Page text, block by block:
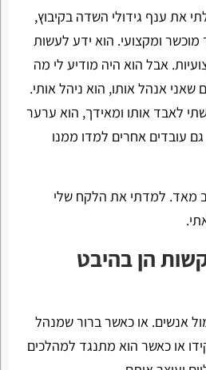
את ענף גידולי השדה בקיבוץ,
ומקצועי. הוא ידע לעשות
אבל הוא היה מודיע לי מה
אנהל אותו, הוא ניהל אותי.
לאבד אותו ומאידך, הוא ערער
עובדים אחרים למדו ממנו
מאד. למדתי את הלקח שלי
הן בהיבט
אנשים. או כאשר ברור שמנהל
או כאשר הוא מתנגד למהלכים